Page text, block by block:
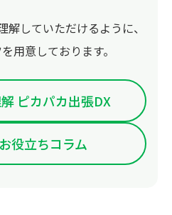
解していただけるように、
用意しております。
ピカパカ出張DX
役立ちコラム